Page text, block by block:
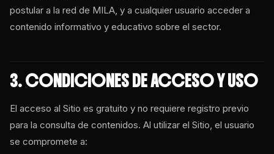
postular a la red de MILA, y a cualquier usuario acceder a
contenido informativo y educativo sobre el sector.
3. CONDICIONES DE ACCESO Y USO
El acceso al Sitio es gratuito y no requiere registro previo
para la consulta de contenidos. Al utilizar el Sitio, el usuario
se compromete a: